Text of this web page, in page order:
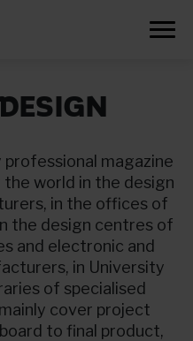
magazine
the world in the design
in the offices of
the design centres of
and electronic and
in University
of specialised
cover project
to final product,